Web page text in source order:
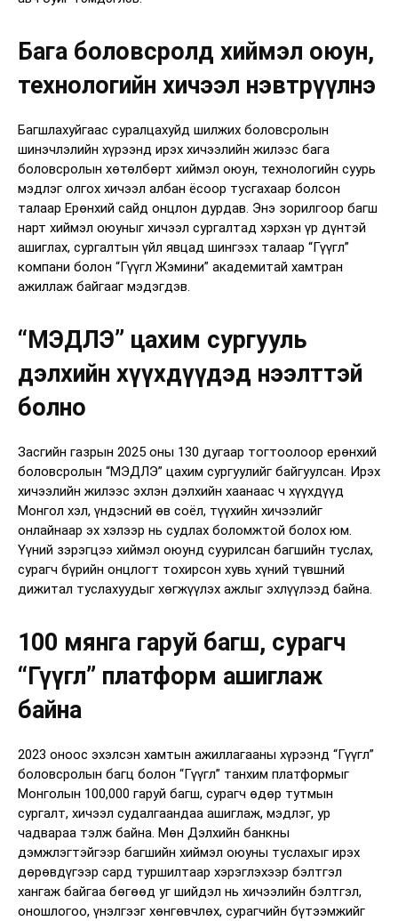
Бага боловсролд хиймэл оюун,
технологийн хичээл нэвтрүүлнэ
Багшлахуйгаас суралцахуйд шилжих боловсролын
шинэчлэлийн хүрээнд ирэх хичээлийн жилээс бага
боловсролын хөтөлбөрт хиймэл оюун, технологийн суурь
мэдлэг олгох хичээл албан ёсоор тусгахаар болсон
талаар Ерөнхий сайд онцлон дурдав. Энэ зорилгоор багш
нарт хиймэл оюуныг хичээл сургалтад хэрхэн үр дүнтэй
ашиглах, сургалтын үйл явцад шингээх талаар “Гүүгл”
компани болон “Гүүгл Жэмини” академитай хамтран
ажиллаж байгааг мэдэгдэв.
“МЭДЛЭ” цахим сургууль
дэлхийн хүүхдүүдэд нээлттэй
болно
Засгийн газрын 2025 оны 130 дугаар тогтоолоор ерөнхий
боловсролын “МЭДЛЭ” цахим сургуулийг байгуулсан. Ирэх
хичээлийн жилээс эхлэн дэлхийн хаанаас ч хүүхдүүд
Монгол хэл, үндэсний өв соёл, түүхийн хичээлийг
онлайнаар эх хэлээр нь судлах боломжтой болох юм.
Үүний зэрэгцээ хиймэл оюунд суурилсан багшийн туслах,
сурагч бүрийн онцлогт тохирсон хувь хүний түвшний
дижитал туслахуудыг хөгжүүлэх ажлыг эхлүүлээд байна.
100 мянга гаруй багш, сурагч
“Гүүгл” платформ ашиглаж
байна
2023 оноос эхэлсэн хамтын ажиллагааны хүрээнд “Гүүгл”
боловсролын багц болон “Гүүгл” танхим платформыг
Монголын 100,000 гаруй багш, сурагч өдөр тутмын
сургалт, хичээл судалгаандаа ашиглаж, мэдлэг, ур
чадвараа тэлж байна. Мөн Дэлхийн банкны
дэмжлэгтэйгээр багшийн хиймэл оюуны туслахыг ирэх
дөрөвдүгээр сард туршилтаар хэрэглэхээр бэлтгэл
хангаж байгаа бөгөөд уг шийдэл нь хичээлийн бэлтгэл,
оношлогоо, үнэлгээг хөнгөвчлөх, сурагчийн бүтээмжийг